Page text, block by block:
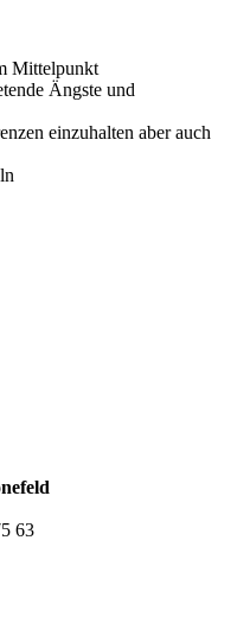
Mittelpunkt
Ängste und
einzuhalten aber auch
63